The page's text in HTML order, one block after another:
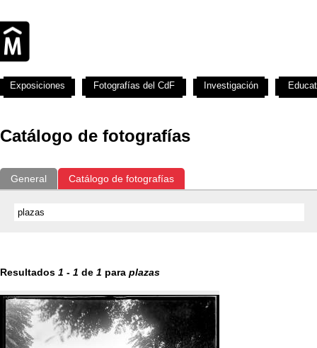
Catálogo de fotografías
General Catálogo de fotografías
Resultados 1 - 1 de 1 para plazas
Exposiciones Fotografías del CdF Investigación